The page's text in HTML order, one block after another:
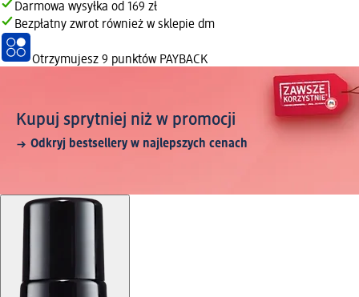
Darmowa wysyłka od 169 zł
Bezpłatny zwrot również w sklepie dm
Otrzymujesz 9 punktów PAYBACK
Kupuj sprytniej niż w promocji
Odkryj bestsellery w najlepszych cenach